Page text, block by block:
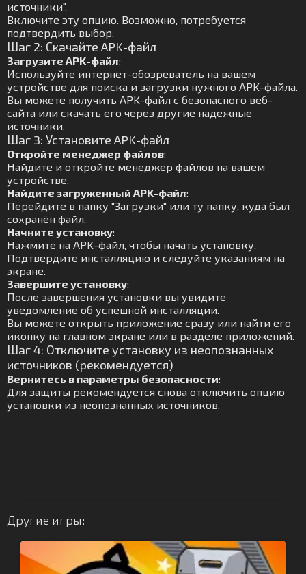
источники".
Включите эту опцию. Возможно, потребуется
подтвердить выбор.
Шаг 2: Скачайте APK-файл
Загрузите APK-файл:
Используйте интернет-обозреватель на вашем
устройстве для поиска и загрузки нужного APK-файла.
Вы можете получить APK-файл с безопасного веб-
сайта или скачать его через другие надежные
источники.
Шаг 3: Установите APK-файл
Откройте менеджер файлов:
Найдите и откройте менеджер файлов на вашем
устройстве.
Найдите загруженный APK-файл:
Перейдите в папку "Загрузки" или ту папку, куда был
сохранён файл.
Начните установку:
Нажмите на APK-файл, чтобы начать установку.
Подтвердите инсталляцию и следуйте указаниям на
экране.
Завершите установку:
После завершения установки вы увидите
уведомление об успешной инсталляции.
Вы можете открыть приложение сразу или найти его
иконку на главном экране или в разделе приложений.
Шаг 4: Отключите установку из неопознанных
источников (рекомендуется)
Вернитесь в параметры безопасности:
Для защиты рекомендуется снова отключить опцию
установки из неопознанных источников.
Другие игры: